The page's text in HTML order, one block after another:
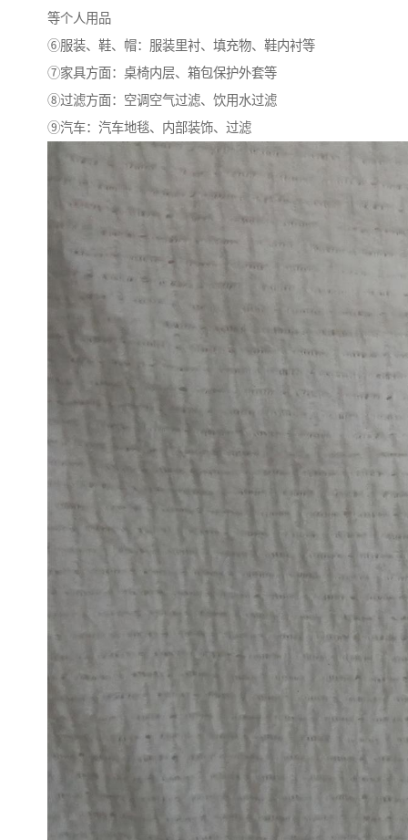
等个人用品
⑥服装、鞋、帽：服装里衬、填充物、鞋内衬等
⑦家具方面：桌椅内层、箱包保护外套等
⑧过滤方面：空调空气过滤、饮用水过滤
⑨汽车：汽车地毯、内部装饰、过滤